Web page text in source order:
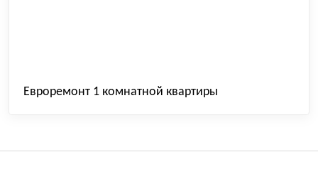
Евроремонт 1 комнатной квартиры